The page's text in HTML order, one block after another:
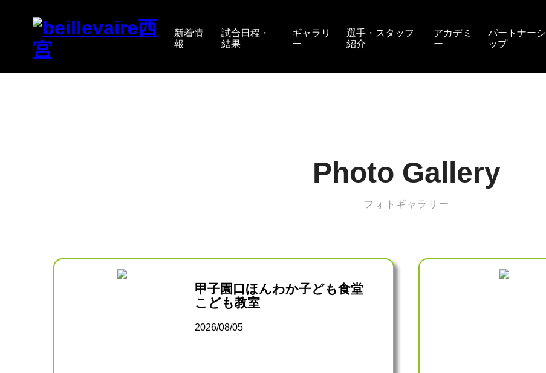
新着情
報
試合日程・
結果
ギャラリ
ー
選手・スタッフ
紹介
アカデミ
ー
パートナーシ
ップ
Photo Gallery
フォトギャラリー
甲子園口ほんわか子ども食堂
こども教室
2026/08/05